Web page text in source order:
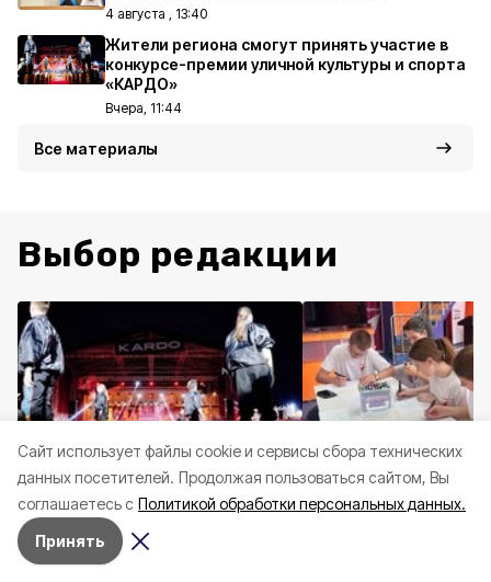
Cайт использует файлы cookie и сервисы сбора технических
данных посетителей. Продолжая пользоваться сайтом, Вы
соглашаетесь с Политикой обработки персональных данных.
Принять
4 августа , 13:40
Жители региона смогут принять участие в
конкурсе-премии уличной культуры и спорта
«КАРДО»
Вчера, 11:44
Все материалы
Выбор редакции
Общество Вчера, 11:44
Жители региона смогут
принять участие в конкурсе-
Общество Вчера,